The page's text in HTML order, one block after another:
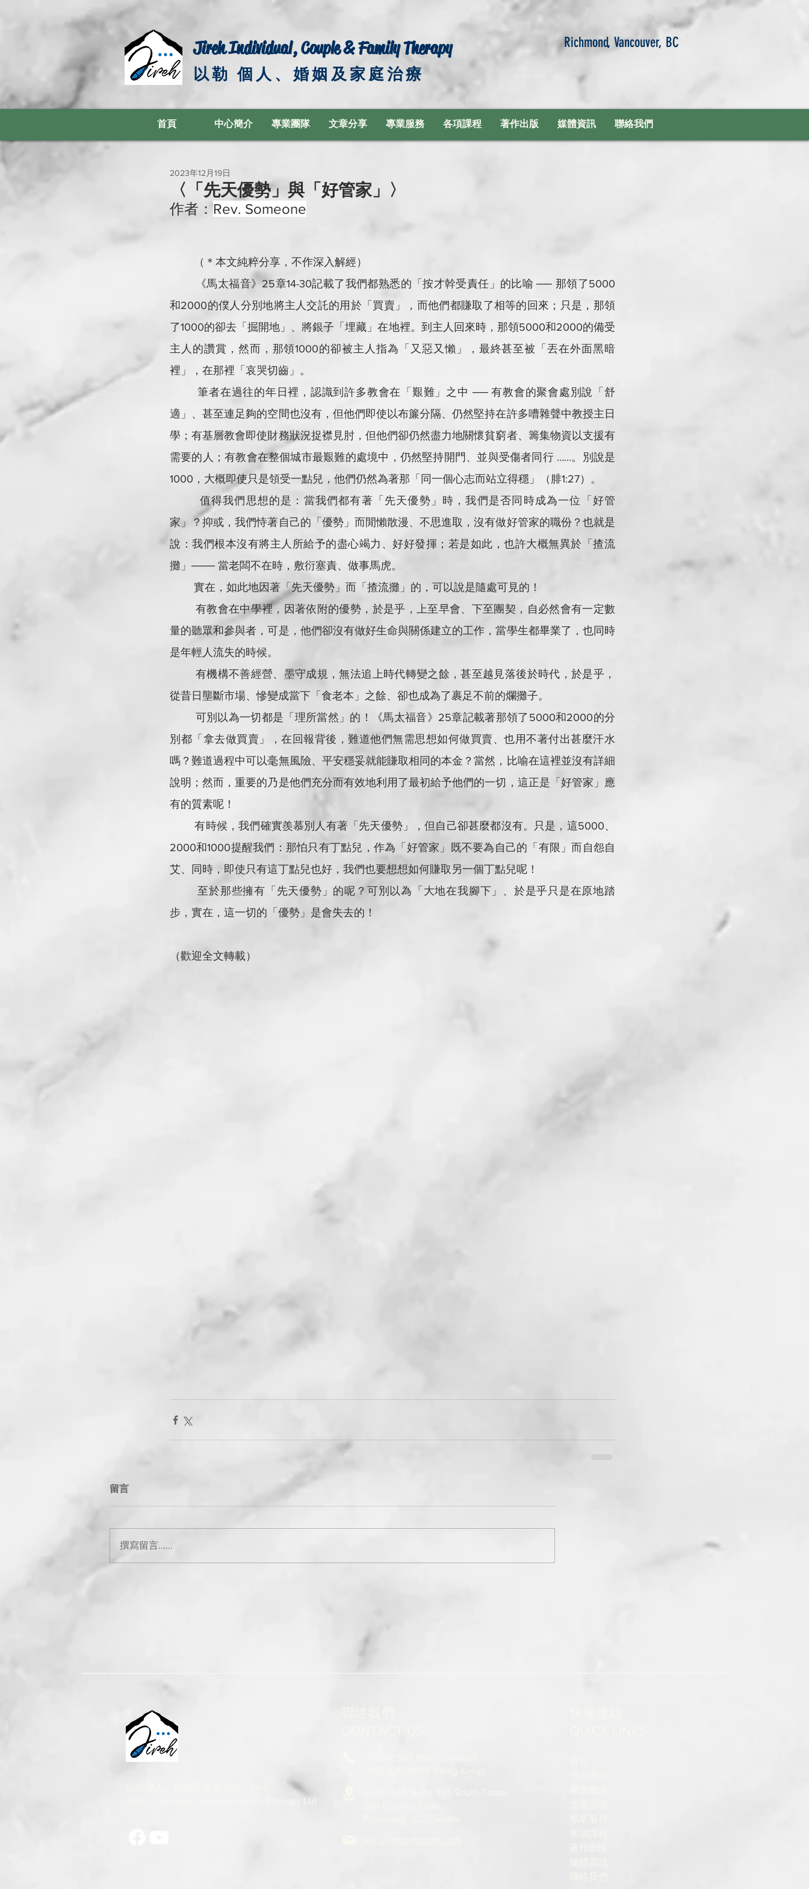
Jireh Individual, Couple & Family Therapy
以勒 個人、婚姻及家庭治療
Richmond, Vancouver, BC
首頁 中心簡介 專業團隊 文章分享 專業服務 各項課程 著作出版 媒體資訊 聯絡我們
〈「先天優勢」與「好管家」〉
2023年12月19日
作者：Rev. Someone
（＊本文純粹分享，不作深入解經）
《馬太福音》25章14-30記載了我們都熟悉的「按才幹受責任」的比喻 ── 那領了5000
和2000的僕人分別地將主人交託的用於「買賣」，而他們都賺取了相等的回來；只是，那領
了1000的卻去「掘開地」、將銀子「埋藏」在地裡。到主人回來時，那領5000和2000的備受
主人的讚賞，然而，那領1000的卻被主人指為「又惡又懶」，最終甚至被「丟在外面黑暗
裡」，在那裡「哀哭切齒」。
筆者在過往的年日裡，認識到許多教會在「艱難」之中 ── 有教會的聚會處別說「舒
適」、甚至連足夠的空間也沒有，但他們即使以布簾分隔、仍然堅持在許多嘈雜聲中教授主日
學；有基層教會即使財務狀況捉襟見肘，但他們卻仍然盡力地關懷貧窮者、籌集物資以支援有
需要的人；有教會在整個城市最艱難的處境中，仍然堅持開門、並與受傷者同行 ……。別說是
1000，大概即使只是領受一點兒，他們仍然為著那「同一個心志而站立得穩」（腓1:27）。
值得我們思想的是：當我們都有著「先天優勢」時，我們是否同時成為一位「好管
家」？抑或，我們恃著自己的「優勢」而閒懶散漫、不思進取，沒有做好管家的職份？也就是
說：我們根本沒有將主人所給予的盡心竭力、好好發揮；若是如此，也許大概無異於「揸流
攤」─── 當老闆不在時，敷衍塞責、做事馬虎。
實在，如此地因著「先天優勢」而「揸流攤」的，可以說是隨處可見的！
有教會在中學裡，因著依附的優勢，於是乎，上至早會、下至團契，自必然會有一定數
量的聽眾和參與者，可是，他們卻沒有做好生命與關係建立的工作，當學生都畢業了，也同時
是年輕人流失的時候。
有機構不善經營、墨守成規，無法追上時代轉變之餘，甚至越見落後於時代，於是乎，
從昔日壟斷市場、慘變成當下「食老本」之餘、卻也成為了裹足不前的爛攤子。
可別以為一切都是「理所當然」的！《馬太福音》25章記載著那領了5000和2000的分
別都「拿去做買賣」，在回報背後，難道他們無需思想如何做買賣、也用不著付出甚麼汗水
嗎？難道過程中可以毫無風險、平安穩妥就能賺取相同的本金？當然，比喻在這裡並沒有詳細
說明；然而，重要的乃是他們充分而有效地利用了最初給予他們的一切，這正是「好管家」應
有的質素呢！
有時候，我們確實羨慕別人有著「先天優勢」，但自己卻甚麼都沒有。只是，這5000、
2000和1000提醒我們：那怕只有丁點兒，作為「好管家」既不要為自己的「有限」而自怨自
艾、同時，即使只有這丁點兒也好，我們也要想想如何賺取另一個丁點兒呢！
至於那些擁有「先天優勢」的呢？可別以為「大地在我腳下」、於是乎只是在原地踏
步，實在，這一切的「優勢」是會失去的！
（歡迎全文轉載）
留言
撰寫留言......
Jireh Individual, Couple & Family Therapy Ltd